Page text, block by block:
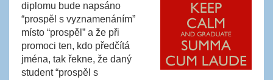
diplomu bude napsáno
“prospěl s vyznamenáním”
místo “prospěl” a že při
promoci ten, kdo předčítá
jména, tak řekne, že daný
student “prospěl s